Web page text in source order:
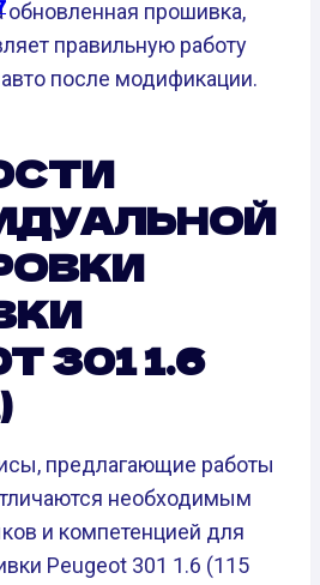
обновленная прошивка,
правильную работу
после модификации.
301 1.6
предлагающие работы
необходимым
и компетенцией для
Peugeot 301 1.6 (115